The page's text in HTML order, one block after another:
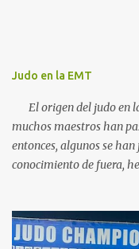
Judo en la EMT
El origen del judo en
muchos maestros han
entonces, algunos se
conocimiento de fuera,
se han ido encargando
visto en el judo un